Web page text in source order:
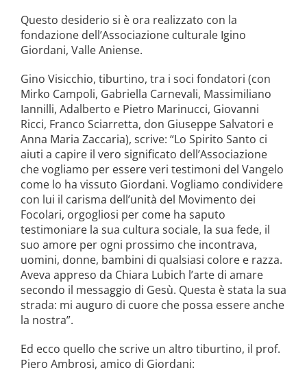
Questo desiderio si è ora realizzato con la
fondazione dell’Associazione culturale Igino
Giordani, Valle Aniense.
Gino Visicchio, tiburtino, tra i soci fondatori (con
Mirko Campoli, Gabriella Carnevali, Massimiliano
Iannilli, Adalberto e Pietro Marinucci, Giovanni
Ricci, Franco Sciarretta, don Giuseppe Salvatori e
Anna Maria Zaccaria), scrive: “Lo Spirito Santo ci
aiuti a capire il vero significato dell’Associazione
che vogliamo per essere veri testimoni del Vangelo
come lo ha vissuto Giordani. Vogliamo condividere
con lui il carisma dell’unità del Movimento dei
Focolari, orgogliosi per come ha saputo
testimoniare la sua cultura sociale, la sua fede, il
suo amore per ogni prossimo che incontrava,
uomini, donne, bambini di qualsiasi colore e razza.
Aveva appreso da Chiara Lubich l’arte di amare
secondo il messaggio di Gesù. Questa è stata la sua
strada: mi auguro di cuore che possa essere anche
la nostra”.
Ed ecco quello che scrive un altro tiburtino, il prof.
Piero Ambrosi, amico di Giordani: